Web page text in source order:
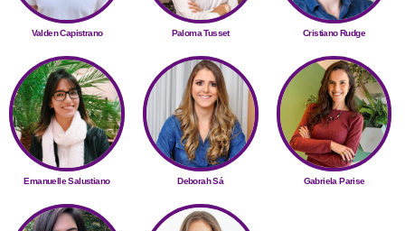
Valden Capistrano Paloma Tusset Cristiano Rudge
Emanuelle Salustiano Deborah Sá Gabriela Parise